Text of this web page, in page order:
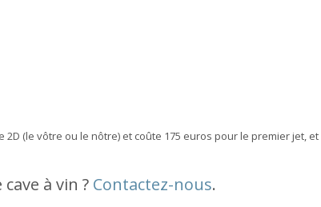
(le vôtre ou le nôtre) et coûte 175 euros pour le premier jet, et
à vin ? Contactez-nous.